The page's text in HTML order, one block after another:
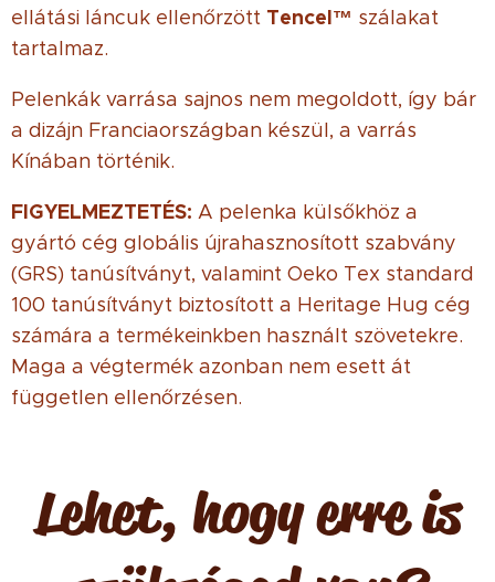
ellátási láncuk ellenőrzött Tencel™ szálakat
tartalmaz.
Pelenkák varrása sajnos nem megoldott, így bár
a dizájn Franciaországban készül, a varrás
Kínában történik.
FIGYELMEZTETÉS: A pelenka külsőkhöz a
gyártó cég globális újrahasznosított szabvány
(GRS) tanúsítványt, valamint Oeko Tex standard
100 tanúsítványt biztosított a Heritage Hug cég
számára a termékeinkben használt szövetekre.
Maga a végtermék azonban nem esett át
független ellenőrzésen.
Lehet, hogy erre is